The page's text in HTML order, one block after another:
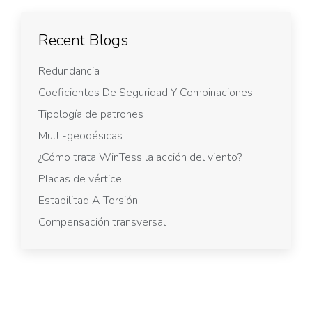
Recent Blogs
Redundancia
Coeficientes De Seguridad Y Combinaciones
Tipología de patrones
Multi-geodésicas
¿Cómo trata WinTess la acción del viento?
Placas de vértice
Estabilitad A Torsión
Compensación transversal